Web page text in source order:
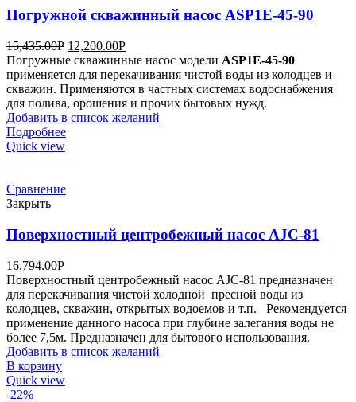
Погружной скважинный насос ASP1Е-45-90
15,435.00Р 12,200.00Р
Погружные скважинные насос модели ASP1Е-45-90
применяется для перекачивания чистой воды из колодцев и
скважин. Применяются в частных системах водоснабжения
для полива, орошения и прочих бытовых нужд.
Добавить в список желаний
Подробнее
Quick view
Сравнение
Закрыть
Поверхностный центробежный насос AJC-81
16,794.00Р
Поверхностный центробежный насос AJC-81 предназначен
для перекачивания чистой холодной пресной воды из
колодцев, скважин, открытых водоемов и т.п. Рекомендуется
применение данного насоса при глубине залегания воды не
более 7,5м. Предназначен для бытового использования.
Добавить в список желаний
В корзину
Quick view
-22%